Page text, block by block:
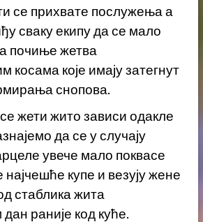
се прихвате послужења а
сваку екипу да се мало
почиње жетва
косама које имају затегнут
снопова.
жети жито зависи одакле
да се у случају
увече мало поквасе
купе и везују жене
стаблика жита
раније код куће.